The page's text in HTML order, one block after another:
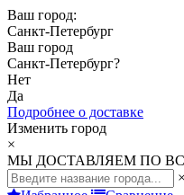
Ваш город:
Санкт-Петербург
Ваш город
Санкт-Петербург?
Нет
Да
Подробнее о доставке
Изменить город
×
МЫ ДОСТАВЛЯЕМ ПО
×